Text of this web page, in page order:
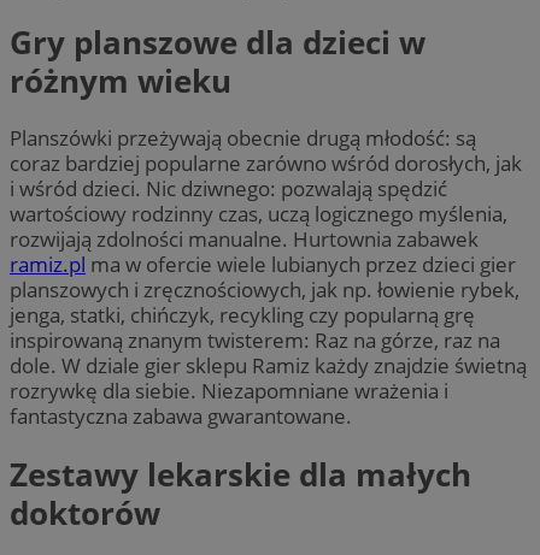
Gry planszowe dla dzieci w
różnym wieku
Planszówki przeżywają obecnie drugą młodość: są
coraz bardziej popularne zarówno wśród dorosłych, jak
i wśród dzieci. Nic dziwnego: pozwalają spędzić
wartościowy rodzinny czas, uczą logicznego myślenia,
rozwijają zdolności manualne. Hurtownia zabawek
ramiz.pl ma w ofercie wiele lubianych przez dzieci gier
planszowych i zręcznościowych, jak np. łowienie rybek,
jenga, statki, chińczyk, recykling czy popularną grę
inspirowaną znanym twisterem: Raz na górze, raz na
dole. W dziale gier sklepu Ramiz każdy znajdzie świetną
rozrywkę dla siebie. Niezapomniane wrażenia i
fantastyczna zabawa gwarantowane.
Zestawy lekarskie dla małych
doktorów